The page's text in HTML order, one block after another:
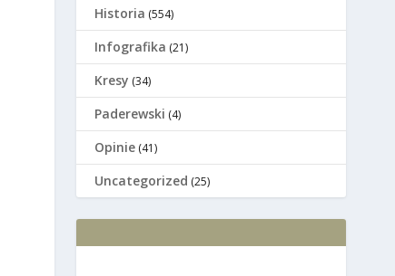
Historia (554)
Infografika (21)
Kresy (34)
Paderewski (4)
Opinie (41)
Uncategorized (25)